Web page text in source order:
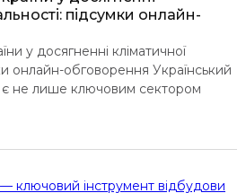
підсумки онлайн-
у досягненні кліматичної
онлайн-обговорення Український
є не лише ключовим сектором
продовольчої безпеки країни, а
та необхідністю
нейтральності. Ця